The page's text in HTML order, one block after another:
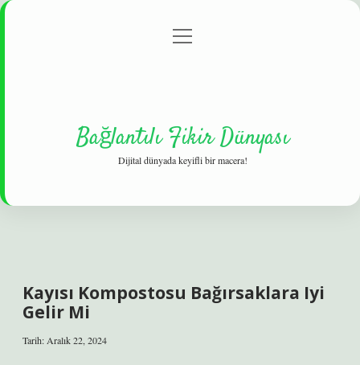
Gizlilik Politikası
menüyü
Bağlantılı Fikir Dünyası
Dijital dünyada keyifli bir macera!
Kayısı Kompostosu Bağırsaklara Iyi
Gelir Mi
Tarih: Aralık 22, 2024